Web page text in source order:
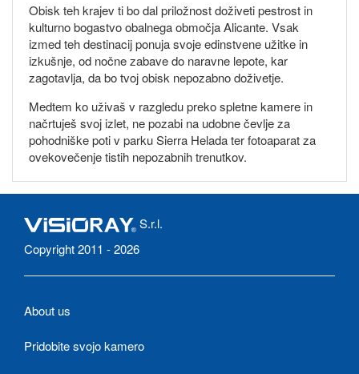
Obisk teh krajev ti bo dal priložnost doživeti pestrost in
kulturno bogastvo obalnega območja Alicante. Vsak
izmed teh destinacij ponuja svoje edinstvene užitke in
izkušnje, od nočne zabave do naravne lepote, kar
zagotavlja, da bo tvoj obisk nepozabno doživetje.
Medtem ko uživaš v razgledu preko spletne kamere in
načrtuješ svoj izlet, ne pozabi na udobne čevlje za
pohodniške poti v parku Sierra Helada ter fotoaparat za
ovekovečenje tistih nepozabnih trenutkov.
S.r.l.
Copyright 2011 - 2026
About us
Pridobite svojo kamero